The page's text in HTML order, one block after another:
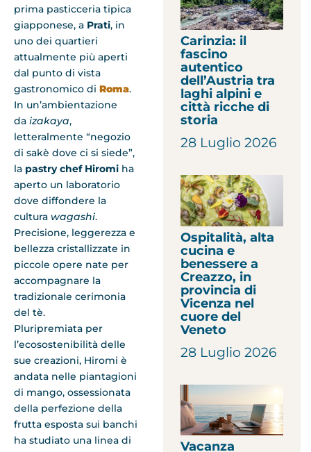
prima pasticceria tipica
giapponese, a Prati, in
uno dei quartieri
attualmente più aperti
dal punto di vista
gastronomico di Roma.
In un’ambientazione
da izakaya,
letteralmente “negozio
di sakè dove ci si siede”,
la pastry chef Hiromi ha
aperto un laboratorio
dove diffondere la
cultura wagashi.
Precisione, leggerezza e
bellezza cristallizzate in
piccole opere nate per
accompagnare la
tradizionale cerimonia
del tè.
Pluripremiata per
l’ecosostenibilità delle
sue creazioni, Hiromi è
andata nelle piantagioni
di mango, ossessionata
della perfezione della
frutta esposta sui banchi
ha studiato una linea di
Carinzia: il
fascino
autentico
dell’Austria tra
laghi alpini e
città ricche di
storia
28 Luglio 2026
Ospitalità, alta
cucina e
benessere a
Creazzo, in
provincia di
Vicenza nel
cuore del
Veneto
28 Luglio 2026
Vacanza